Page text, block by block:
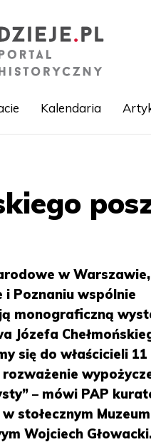
treści
Kalendaria
w Warszawie,
i Poznaniu wspólnie
monograficzną
Józefa
się do właścicieli
– mówi PAP
stołecznym Muzeum
Wojciech